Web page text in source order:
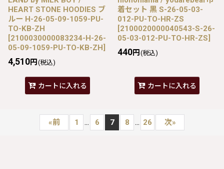
HEART STONE HOODIES ブ
ルー H-26-05-09-1059-PU-
TO-KB-ZH
[2100030000083234-H-26-
05-09-1059-PU-TO-KB-ZH]
4,510円 (税込)
カートに入れる
着セット 黒 S-26-05-03-
012-PU-TO-HR-ZS
[2100020000040543-S-26-
05-03-012-PU-TO-HR-ZS]
440円 (税込)
カートに入れる
«前 1 ... 6 7 8 ... 26 次»